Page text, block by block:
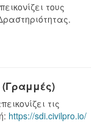
τους
(Γραμμές)
τις
https://sdi.civilpro.io/